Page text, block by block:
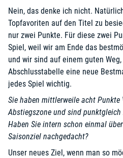
Nein, das denke ich nicht.
Topfavoriten auf den Titel zu
nur zwei Punkte. Für diese zwei
Spiel, weil wir am Ende das
und wir sind auf einem guten
Abschlusstabelle eine neue
jedes Spiel wichtig.
Sie haben mittlerweile acht
Abstiegszone und sind
Haben Sie intern schon einmal
Saisonziel nachgedacht?
Unser neues Ziel, wenn man so